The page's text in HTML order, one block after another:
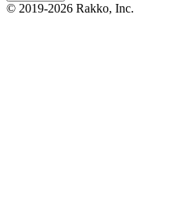
© 2019-2026 Rakko, Inc.